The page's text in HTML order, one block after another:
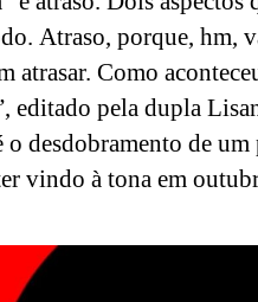
Atraso, porque, hm,
atrasar. Como
editado pela dupla
o desdobramento de
vindo à tona em